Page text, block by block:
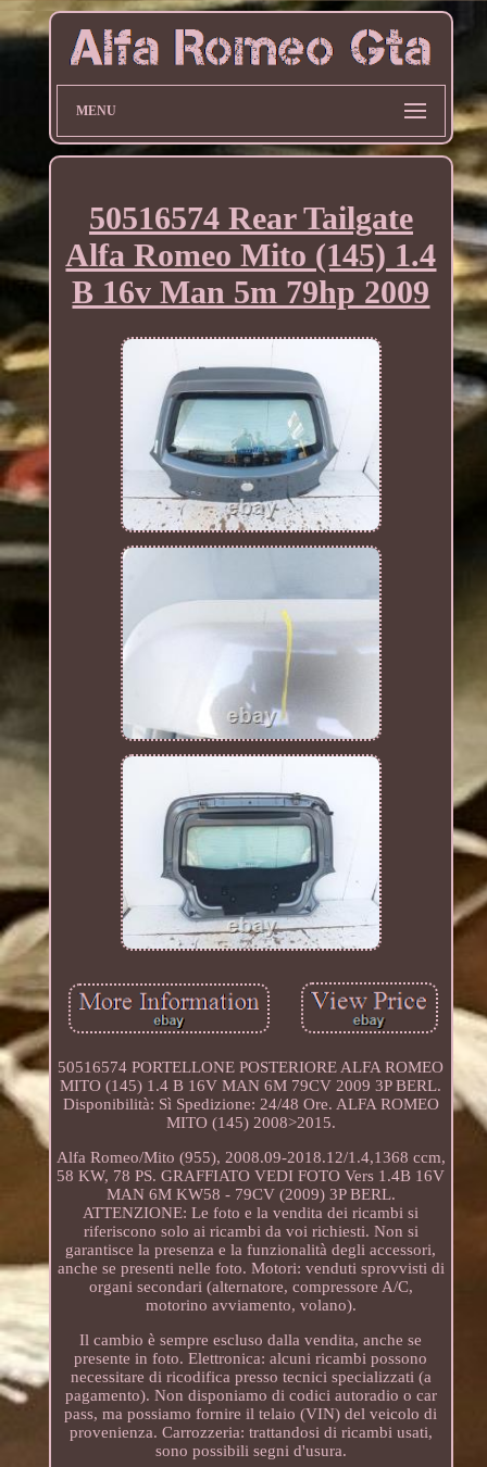
MENU
50516574 Rear Tailgate
Alfa Romeo Mito (145) 1.4
B 16v Man 5m 79hp 2009
50516574 PORTELLONE POSTERIORE ALFA ROMEO
MITO (145) 1.4 B 16V MAN 6M 79CV 2009 3P BERL.
Disponibilità: Sì Spedizione: 24/48 Ore. ALFA ROMEO
MITO (145) 2008>2015.
Alfa Romeo/Mito (955), 2008.09-2018.12/1.4,1368 ccm,
58 KW, 78 PS. GRAFFIATO VEDI FOTO Vers 1.4B 16V
MAN 6M KW58 - 79CV (2009) 3P BERL.
ATTENZIONE: Le foto e la vendita dei ricambi si
riferiscono solo ai ricambi da voi richiesti. Non si
garantisce la presenza e la funzionalità degli accessori,
anche se presenti nelle foto. Motori: venduti sprovvisti di
organi secondari (alternatore, compressore A/C,
motorino avviamento, volano).
Il cambio è sempre escluso dalla vendita, anche se
presente in foto. Elettronica: alcuni ricambi possono
necessitare di ricodifica presso tecnici specializzati (a
pagamento). Non disponiamo di codici autoradio o car
pass, ma possiamo fornire il telaio (VIN) del veicolo di
provenienza. Carrozzeria: trattandosi di ricambi usati,
sono possibili segni d'usura.